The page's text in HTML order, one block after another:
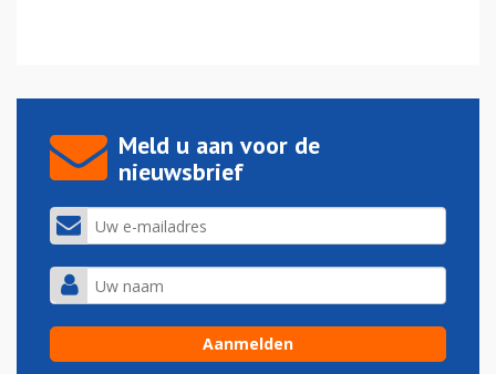
Meld u aan voor de
nieuwsbrief